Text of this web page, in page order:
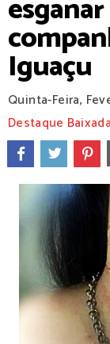
Iguaçu
Quinta-Feira,
Destaque Baixada